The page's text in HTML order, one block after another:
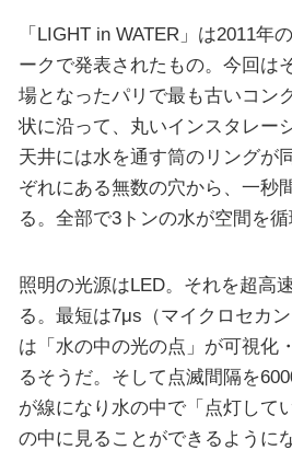
「LIGHT in WATER」は2011年
ークで発表されたもの。今回は
場となったパリで最も古いコン
状に沿って、丸いインスタレー
天井には水を通す筒のリングが
ぞれにある無数の穴から、一秒
る。全部で3トンの水が空間を循
照明の光源はLED。それを超高
る。最短は7μs（マイクロセカ
は「水の中の光の点」が可視化
るそうだ。そして点滅間隔を
が線になり水の中で「点灯して
の中に見ることができるように